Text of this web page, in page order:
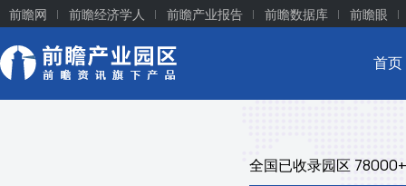
前瞻网 前瞻经济学人 前瞻产业报告 前瞻数据库 前瞻眼
首页
全国已收录园区 78000+